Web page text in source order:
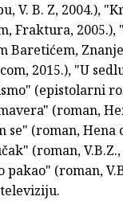
V. B. Z, 2004.),
Fraktura, 2005.),
Baretićem,
2015.), "U
(epistolarni
(roman,
se" (roman, Hena
(roman,
pakao" (roman,